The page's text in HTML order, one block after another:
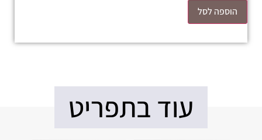
הוספה לסל
עוד בתפריט